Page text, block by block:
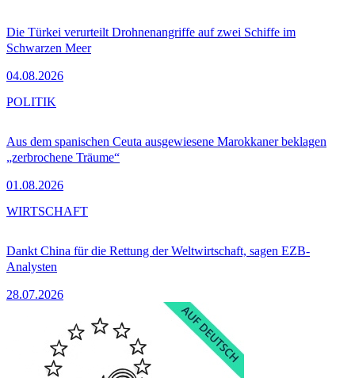
Die Türkei verurteilt Drohnenangriffe auf zwei Schiffe im
Schwarzen Meer
04.08.2026
Aus dem spanischen Ceuta ausgewiesene Marokkaner beklagen
„zerbrochene Träume“
01.08.2026
POLITIK
Dankt China für die Rettung der Weltwirtschaft, sagen EZB-
Analysten
28.07.2026
WIRTSCHAFT